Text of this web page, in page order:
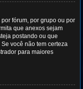
fórum, por grupo ou por
que anexos sejam
postando ou que
você não tem certeza
para maiores